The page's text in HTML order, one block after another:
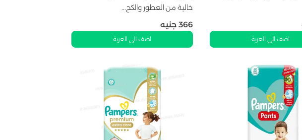
اضف الى العربة
خالية من العطور والكح...
366 جنيه
اضف الى العربة